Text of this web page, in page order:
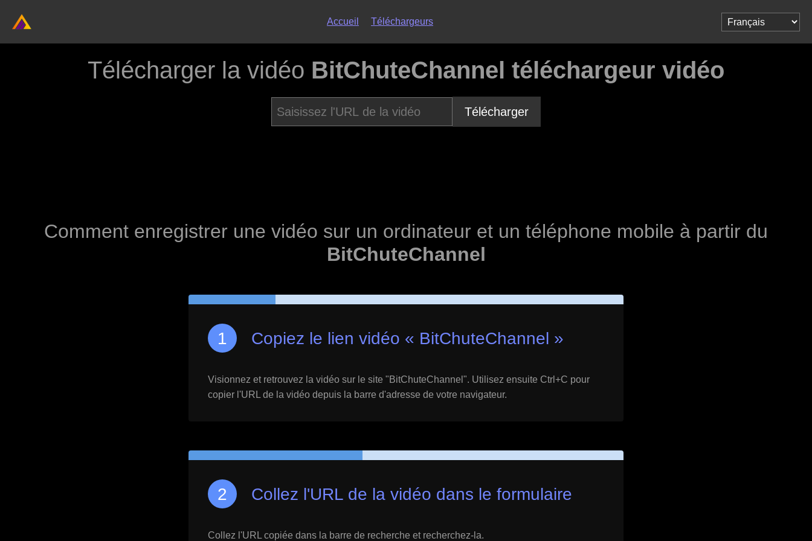
Accueil Téléchargeurs
Télécharger la vidéo BitChuteChannel téléchargeur vidéo
Télécharger
Comment enregistrer une vidéo sur un ordinateur et un téléphone mobile à partir du
BitChuteChannel
Copiez le lien vidéo « BitChuteChannel »
Visionnez et retrouvez la vidéo sur le site "BitChuteChannel ". Utilisez ensuite Ctrl+C pour
copier l'URL de la vidéo depuis la barre d'adresse de votre navigateur.
Collez l'URL de la vidéo dans le formulaire
Collez l'URL copiée dans la barre de recherche et recherchez-la.